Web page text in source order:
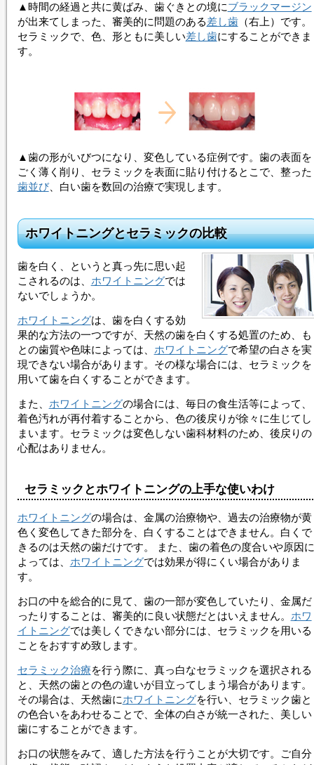
▲時間の経過と共に黄ばみ、歯ぐきとの境にブラックマージン
が出来てしまった、審美的に問題のある差し歯（右上）です。
セラミックで、色、形ともに美しい差し歯にすることができま
す。
▲歯の形がいびつになり、変色している症例です。歯の表面を
ごく薄く削り、 セラミック を表面に貼り付けるとこで、整った
歯並び、白い歯を数回の治療で実現します。
ホワイトニングとセラミックの比較
歯を白く、というと真っ先に思い起
こされるのは、 ホワイトニングでは
ないでしょうか。
ホワイトニングは、歯を白くする効
果的な方法の一つですが、天然の歯を白くする処置のため、も
との歯質や色味によっては、 ホワイトニングで希望の白さを実
現できない場合があります。その様な場合には、 セラミック を
用いて歯を白くすることができます。
また、 ホワイトニングの場合には、毎日の食生活等によって、
着色汚れが再付着することから、色の後戻りが徐々に生じてし
まいます。 セラミックは変色しない歯科材料のため、後戻りの
心配はありません。
セラミックとホワイトニングの上手な使いわけ
ホワイトニングの場合は、金属の治療物や、過去の治療物が黄
色く変色してきた部分を、白くすることはできません。白くで
きるのは天然の歯だけです。 また、歯の着色の度合いや原因に
よっては、 ホワイトニングでは効果が得にくい場合がありま
す。
お口の中を総合的に見て、歯の一部が変色していたり、金属だ
ったりすることは、審美的に良い状態だとはいえません。 ホワ
イトニングでは美しくできない部分には、 セラミック を用いる
ことをおすすめ致します。
セラミック治療を行う際に、真っ白なセラミック を選択される
と、天然の歯との色の違いが目立ってしまう場合があります。
その場合は、天然歯にホワイトニングを行い、 セラミック歯と
の色合いをあわせることで、全体の白さが統一された、美しい
歯にすることができます。
お口の状態をみて、適した方法を行うことが大切です。ご自分